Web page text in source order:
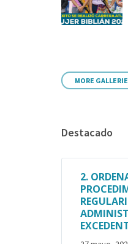
MORE
Destacado
2.